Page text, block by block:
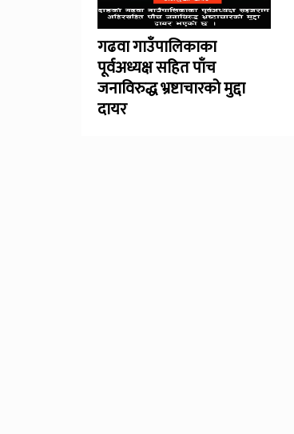
गढवा गाउँपालिकाका
पूर्वअध्यक्ष सहित पाँच
जनाविरुद्ध भ्रष्टाचारको मुद्दा
दायर